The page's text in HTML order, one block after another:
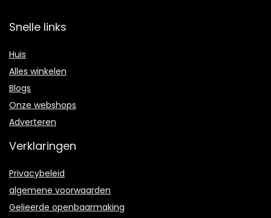
Snelle links
Huis
Alles winkelen
Blogs
Onze webshops
Adverteren
Verklaringen
Privacybeleid
algemene voorwaarden
Gelieerde openbaarmaking